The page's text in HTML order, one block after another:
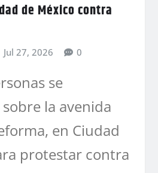
de México contra
Jul 27, 2026 0
se
la avenida
en Ciudad
protestar contra